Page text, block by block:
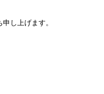
し上げます。